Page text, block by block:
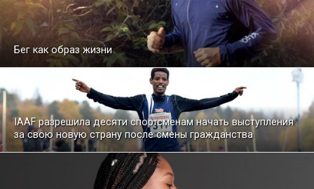
Бег как образ жизни
IAAF разрешила десяти спортсменам начать выступления
за свою новую страну после смены гражданства